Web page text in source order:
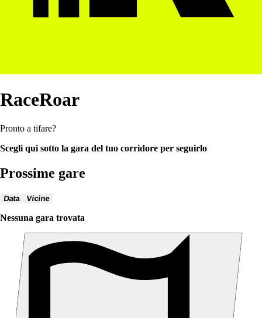
RaceRoar
Pronto a tifare?
Scegli qui sotto la gara del tuo corridore per seguirlo
Prossime gare
Data Vicine
Nessuna gara trovata